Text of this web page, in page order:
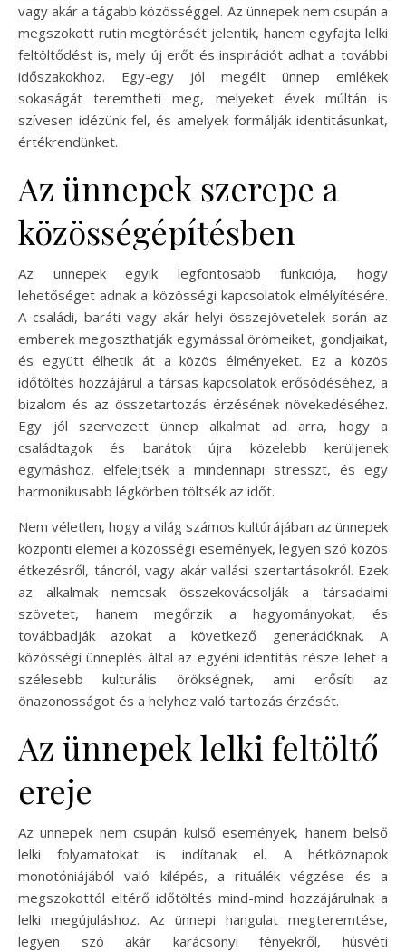
vagy akár a tágabb közösséggel. Az ünnepek nem csupán a
megszokott rutin megtörését jelentik, hanem egyfajta lelki
feltöltődést is, mely új erőt és inspirációt adhat a további
időszakokhoz. Egy-egy jól megélt ünnep emlékek
sokaságát teremtheti meg, melyeket évek múltán is
szívesen idézünk fel, és amelyek formálják identitásunkat,
értékrendünket.
Az ünnepek szerepe a
közösségépítésben
Az ünnepek egyik legfontosabb funkciója, hogy
lehetőséget adnak a közösségi kapcsolatok elmélyítésére.
A családi, baráti vagy akár helyi összejövetelek során az
emberek megoszthatják egymással örömeiket, gondjaikat,
és együtt élhetik át a közös élményeket. Ez a közös
időtöltés hozzájárul a társas kapcsolatok erősödéséhez, a
bizalom és az összetartozás érzésének növekedéséhez.
Egy jól szervezett ünnep alkalmat ad arra, hogy a
családtagok és barátok újra közelebb kerüljenek
egymáshoz, elfelejtsék a mindennapi stresszt, és egy
harmonikusabb légkörben töltsék az időt.
Nem véletlen, hogy a világ számos kultúrájában az ünnepek
központi elemei a közösségi események, legyen szó közös
étkezésről, táncról, vagy akár vallási szertartásokról. Ezek
az alkalmak nemcsak összekovácsolják a társadalmi
szövetet, hanem megőrzik a hagyományokat, és
továbbadják azokat a következő generációknak. A
közösségi ünneplés által az egyéni identitás része lehet a
szélesebb kulturális örökségnek, ami erősíti az
önazonosságot és a helyhez való tartozás érzését.
Az ünnepek lelki feltöltő
ereje
Az ünnepek nem csupán külső események, hanem belső
lelki folyamatokat is indítanak el. A hétköznapok
monotóniájából való kilépés, a rituálék végzése és a
megszokottól eltérő időtöltés mind-mind hozzájárulnak a
lelki megújuláshoz. Az ünnepi hangulat megteremtése,
legyen szó akár karácsonyi fényekről, húsvéti